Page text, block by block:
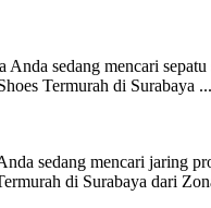
sedang mencari
Termurah di Surabaya ...
sedang mencari jaring
di Surabaya dari